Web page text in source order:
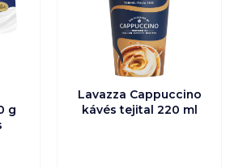
Ár szerint csökkenő
Egységár szerint
növekvő
g
Lavazza Cappuccino
kávés tejital 220 ml